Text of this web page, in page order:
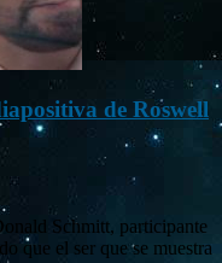
de Roswell
Schmitt, participante
que el ser que se muestra